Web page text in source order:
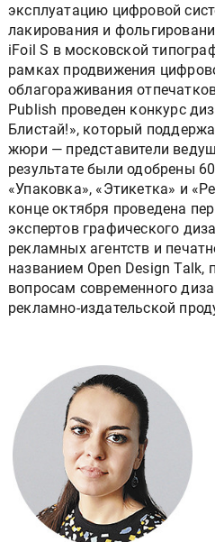
эксплуатацию цифровой
лакирования и
iFoil S в московской
рамках продвижения
облагораживания
Publish проведен конкурс
Блистай!», который
жюри — представители
результате были одобрены
«Упаковка», «Этикетка» и
конце октября проведена
экспертов графического
рекламных агентств и
названием Open Design
вопросам современного
рекламно-издательской